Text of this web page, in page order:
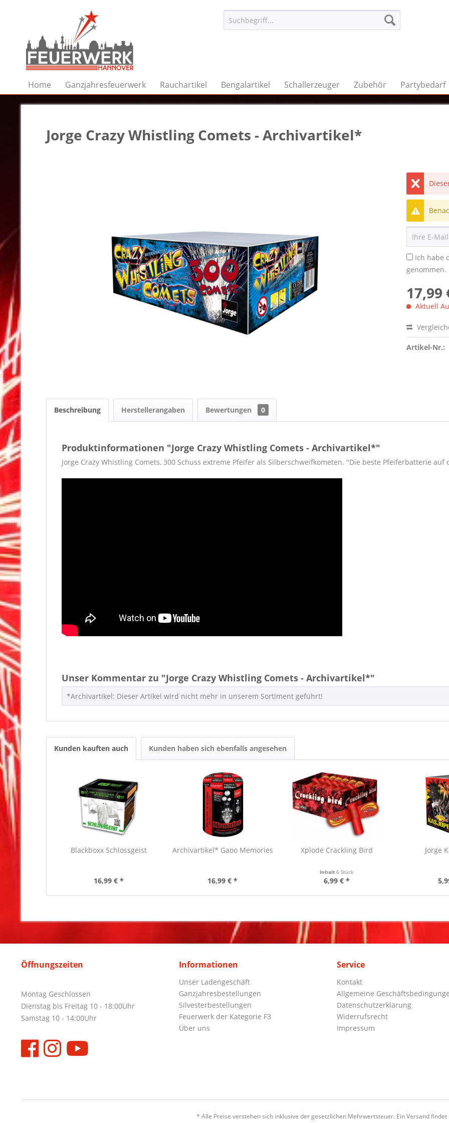
Home Ganzjahresfeuerwerk Rauchartikel Bengalartikel Schallerzeuger Zubehör Partybedarf
Jorge Crazy Whistling Comets - Archivartikel*
Ich habe
genommen.
17,99
Aktuell
Artikel-Nr.:
Beschreibung Herstellerangaben Bewertungen 0
Produktinformationen "Jorge Crazy Whistling Comets - Archivartikel*"
Jorge Crazy Whistling Comets, 300 Schuss extreme Pfeifer als Silberschweifkometen. "Die beste Pfeiferbatterie auf
Unser Kommentar zu "Jorge Crazy Whistling Comets - Archivartikel*"
*Archivartikel: Dieser Artikel wird nicht mehr in unserem Sortiment geführt!
Kunden kauften auch Kunden haben sich ebenfalls angesehen
Blackboxx Schlossgeist
16,99 € *
Archivartikel* Gaoo Memories
16,99 € *
Xplode Crackling Bird
Inhalt6 Stück
6,99 € *
Jorge
Öffnungszeiten
Montag Geschlossen
Dienstag bis Freitag 10 - 18:00Uhr
Samstag 10 - 14:00Uhr
Informationen
Unser Ladengeschäft
Ganzjahresbestellungen
Silvesterbestellungen
Feuerwerk der Kategorie F3
Über uns
Service
Kontakt
Allgemeine
Datenschutzerklärung
Widerrufsrecht
Impressum
* Alle Preise verstehen sich inklusive der gesetzlichen Mehrwertsteuer. Ein Versand findet